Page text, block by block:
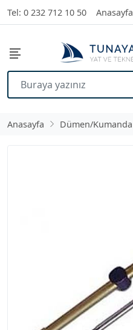
Tel: 0 232 712 10 50 Anasayfa
Anasayfa Dümen/Kumanda